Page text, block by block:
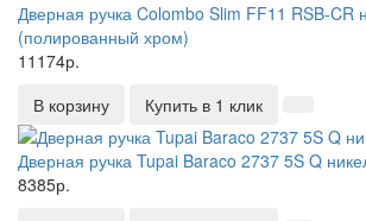
Дверная ручка Colombo Slim FF11 RSB-CR
(полированный хром)
11174р.
В корзину
Купить в 1 клик
Дверная ручка Tupai Baraco 2737 5S Q
8385р.